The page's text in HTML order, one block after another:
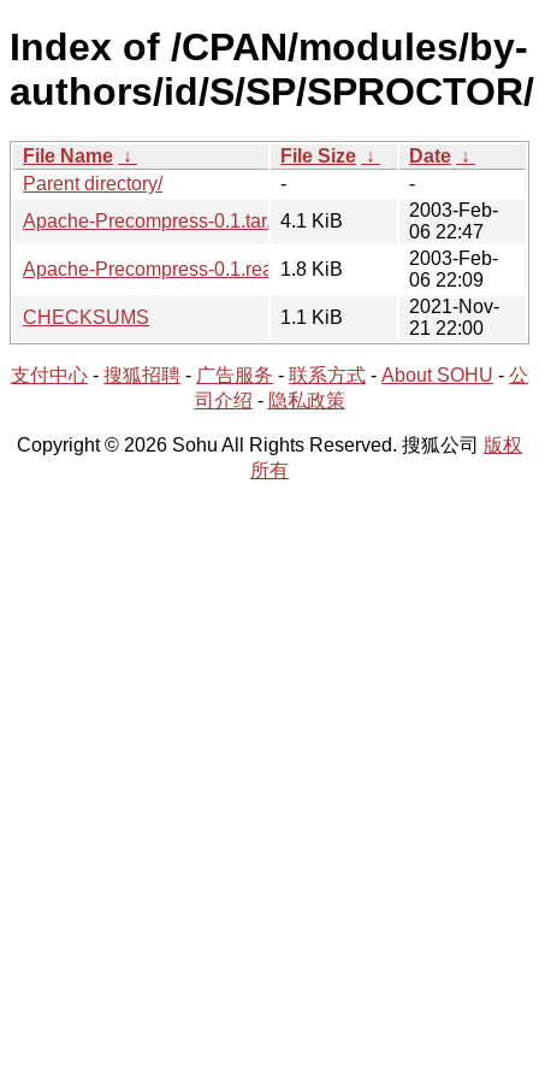
Index of /CPAN/modules/by-
authors/id/S/SP/SPROCTOR/
File Name ↓ File Size ↓ Date ↓
Parent directory/
-
-
Apache-Precompress-0.1.tar.gz4.1 KiB
2003-Feb-
06 22:47
Apache-Precompress-0.1.readme1.8 KiB
2003-Feb-
06 22:09
CHECKSUMS
1.1 KiB
2021-Nov-
21 22:00
支付中心 - 搜狐招聘 - 广告服务 - 联系方式 - About SOHU - 公
司介绍 - 隐私政策
Copyright © 2026 Sohu All Rights Reserved. 搜狐公司 版权
所有